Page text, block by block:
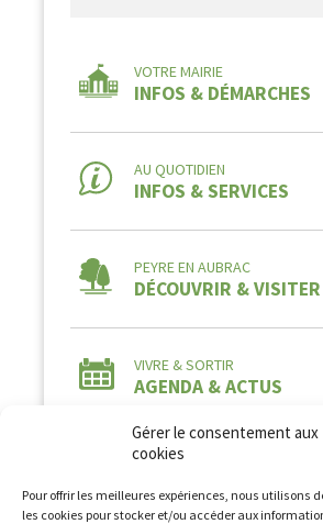
Gérer le consentement aux
cookies
Pour offrir les meilleures expériences, nous utilisons
les cookies pour stocker et/ou accéder aux
VOTRE MAIRIE
INFOS & DÉMARCHES
AU QUOTIDIEN
INFOS & SERVICES
PEYRE EN AUBRAC
DÉCOUVRIR & VISITER
VIVRE & SORTIR
AGENDA & ACTUS